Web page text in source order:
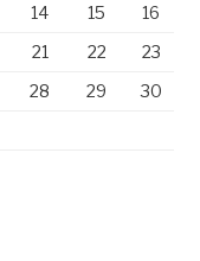
14 15
16
21 22
23
28 29
30